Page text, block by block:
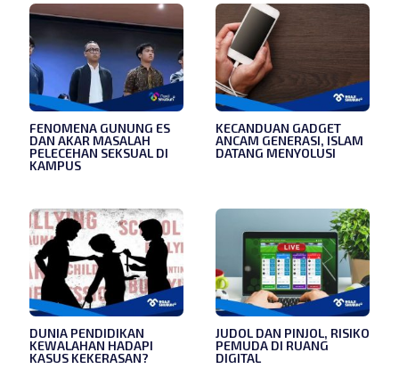
FENOMENA GUNUNG ES
DAN AKAR MASALAH
PELECEHAN SEKSUAL DI
KAMPUS
KECANDUAN GADGET
ANCAM GENERASI, ISLAM
DATANG MENYOLUSI
DUNIA PENDIDIKAN
KEWALAHAN HADAPI
KASUS KEKERASAN?
JUDOL DAN PINJOL, RISIKO
PEMUDA DI RUANG
DIGITAL